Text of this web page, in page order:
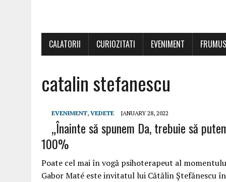
CALATORII CURIOZITATI EVENIMENT
catalin stefanescu
EVENIMENT, VEDETE JANUARY 28, 2022
„Înainte să spunem Da, trebuie să
100%
Poate cel mai în vogă psihoterapeut al
Gabor Maté este invitatul lui Cătălin Ştefănescu